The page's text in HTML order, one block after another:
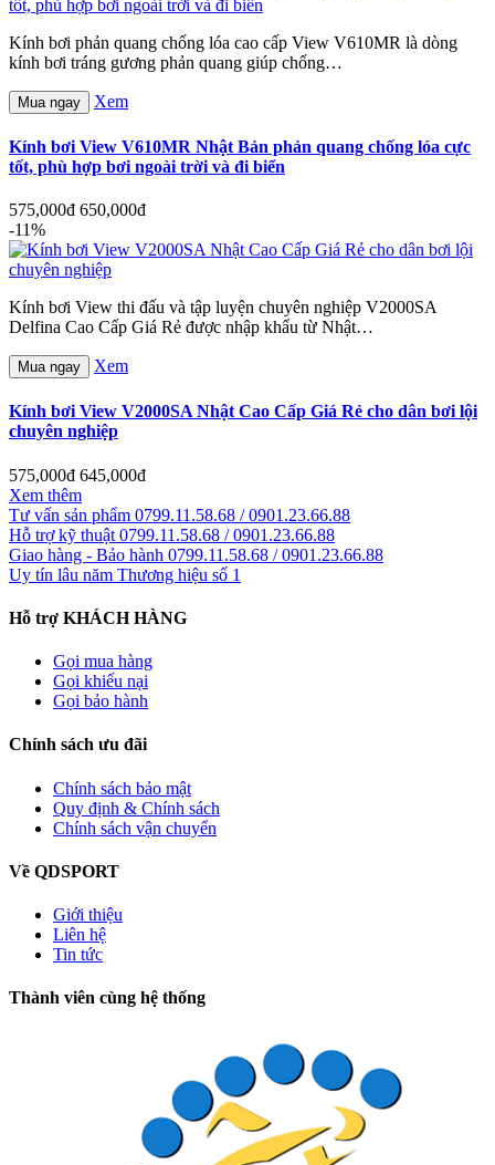
Kính bơi phản quang chống lóa cao cấp View V610MR là dòng
kính bơi tráng gương phản quang giúp chống…
Mua ngay Xem
Kính bơi View V610MR Nhật Bản phản quang chống lóa cực
tốt, phù hợp bơi ngoài trời và đi biển
575,000đ 650,000đ
-11%
Kính bơi View thi đấu và tập luyện chuyên nghiệp V2000SA
Delfina Cao Cấp Giá Rẻ được nhập khẩu từ Nhật…
Mua ngay Xem
Kính bơi View V2000SA Nhật Cao Cấp Giá Rẻ cho dân bơi lội
chuyên nghiệp
575,000đ 645,000đ
Xem thêm
Tư vấn sản phẩm 0799.11.58.68 / 0901.23.66.88
Hỗ trợ kỹ thuật 0799.11.58.68 / 0901.23.66.88
Giao hàng - Bảo hành 0799.11.58.68 / 0901.23.66.88
Uy tín lâu năm Thương hiệu số 1
Hỗ trợ KHÁCH HÀNG
Gọi mua hàng
Gọi khiếu nại
Gọi bảo hành
Chính sách ưu đãi
Chính sách bảo mật
Quy định & Chính sách
Chính sách vận chuyển
Về QDSPORT
Giới thiệu
Liên hệ
Tin tức
Thành viên cùng hệ thống